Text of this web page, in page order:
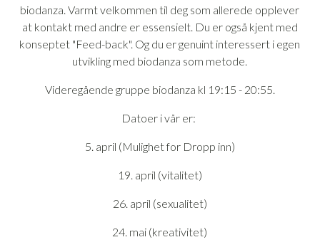
biodanza. Varmt velkommen til deg som allerede opplever
at kontakt med andre er essensielt. Du er også kjent med
konseptet "Feed-back". Og du er genuint interessert i egen
utvikling med biodanza som metode.
Videregående gruppe biodanza kl 19:15 - 20:55.
Datoer i vår er:
5. april (Mulighet for Dropp inn)
19. april (vitalitet)
26. april (sexualitet)
24. mai (kreativitet)